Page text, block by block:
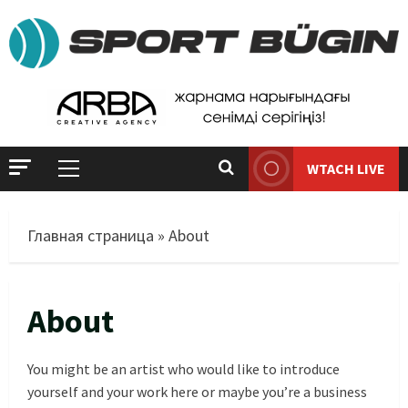
WTACH LIVE
Главная страница » About
About
You might be an artist who would like to introduce
yourself and your work here or maybe you’re a business
Басты жаңалық Футбол
болды
09/08/2026